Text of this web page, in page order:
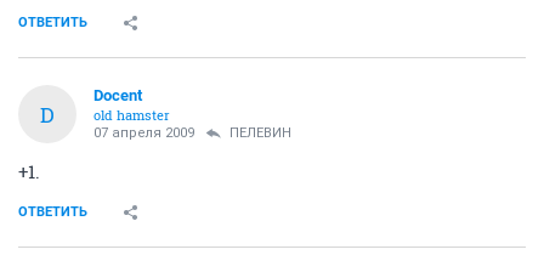
ОТВЕТИТЬ
D
Docent
old hamster
07 апреля 2009 ПЕЛЕВИН
+1.
ОТВЕТИТЬ